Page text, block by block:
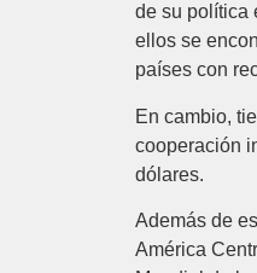
de su política
ellos se
países con
En cambio,
cooperación
dólares.
Además de
América